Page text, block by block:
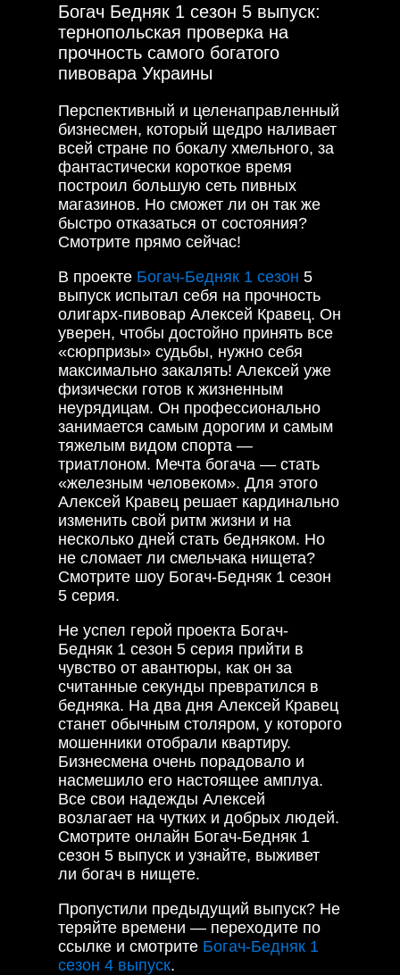
Богач Бедняк 1 сезон 5 выпуск:
тернопольская проверка на
прочность самого богатого
пивовара Украины
Перспективный и целенаправленный
бизнесмен, который щедро наливает
всей стране по бокалу хмельного, за
фантастически короткое время
построил большую сеть пивных
магазинов. Но сможет ли он так же
быстро отказаться от состояния?
Смотрите прямо сейчас!
В проекте Богач-Бедняк 1 сезон 5
выпуск испытал себя на прочность
олигарх-пивовар Алексей Кравец. Он
уверен, чтобы достойно принять все
«сюрпризы» судьбы, нужно себя
максимально закалять! Алексей уже
физически готов к жизненным
неурядицам. Он профессионально
занимается самым дорогим и самым
тяжелым видом спорта —
триатлоном. Мечта богача — стать
«железным человеком». Для этого
Алексей Кравец решает кардинально
изменить свой ритм жизни и на
несколько дней стать бедняком. Но
не сломает ли смельчака нищета?
Смотрите шоу Богач-Бедняк 1 сезон
5 серия.
Не успел герой проекта Богач-
Бедняк 1 сезон 5 серия прийти в
чувство от авантюры, как он за
считанные секунды превратился в
бедняка. На два дня Алексей Кравец
станет обычным столяром, у которого
мошенники отобрали квартиру.
Бизнесмена очень порадовало и
насмешило его настоящее амплуа.
Все свои надежды Алексей
возлагает на чутких и добрых людей.
Смотрите онлайн Богач-Бедняк 1
сезон 5 выпуск и узнайте, выживет
ли богач в нищете.
Пропустили предыдущий выпуск? Не
теряйте времени — переходите по
ссылке и смотрите Богач-Бедняк 1
сезон 4 выпуск.